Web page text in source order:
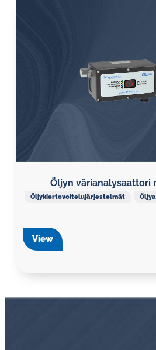
Öljyn värianalysaattori
Öljykiertovoitelujärjestelmät
View